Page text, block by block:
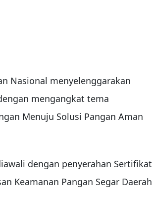
Nasional menyelenggarakan
mengangkat tema
Menuju Solusi Pangan Aman
dengan penyerahan Sertifikat
Keamanan Pangan Segar Daerah